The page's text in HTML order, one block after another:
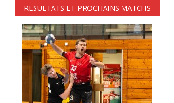
RESULTATS ET PROCHAINS MATCHS